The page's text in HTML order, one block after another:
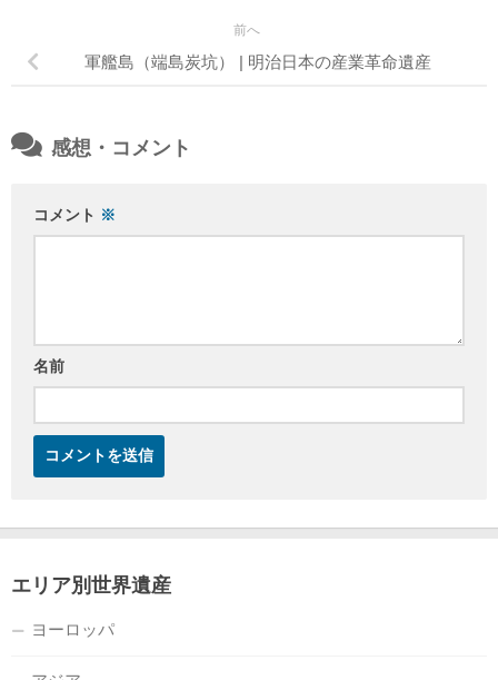
前へ
軍艦島（端島炭坑） | 明治日本の産業革命遺産
感想・コメント
コメント ※
名前
エリア別世界遺産
ヨーロッパ